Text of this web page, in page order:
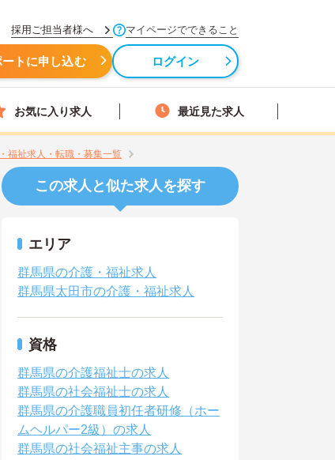
採用ご担当者様へ マイページでできること
トに申し込む ログイン
お気に入り求人 最近見た求人
福祉求人・転職・募集一覧
この求人と似た求人を探す
エリア
群馬県の介護・福祉求人
群馬県太田市の介護・福祉求人
資格
群馬県の介護福祉士の求人
群馬県の社会福祉士の求人
群馬県の介護職員初任者研修（ホー
ムヘルパー2級）の求人
群馬県の社会福祉主事の求人